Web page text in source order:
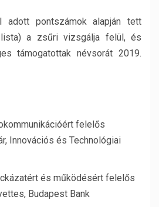
adott pontszámok alapján tett
a zsűri vizsgálja felül, és
támogatottak névsorát 2019.
felelős
Innovációs és Technológiai
és működésért felelős
Budapest Bank